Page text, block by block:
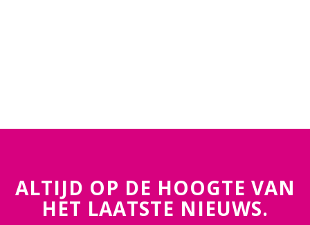
ALTIJD OP DE HOOGTE VAN
HET LAATSTE NIEUWS.